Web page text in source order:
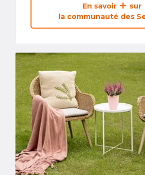
En savoir
sur
la communauté des